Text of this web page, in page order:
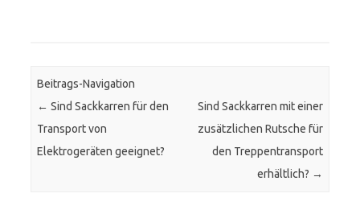
Beitrags-Navigation
← Sind Sackkarren für den
Transport von
Elektrogeräten geeignet?
Sind Sackkarren mit einer
zusätzlichen Rutsche für
den Treppentransport
erhältlich? →